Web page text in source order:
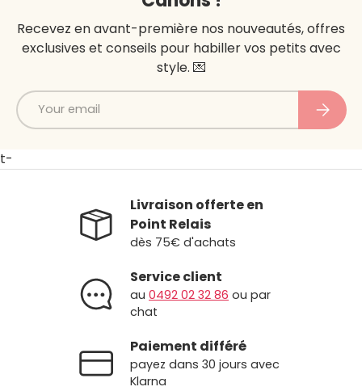
Recevez en avant-première nos nouveautés, offres
exclusives et conseils pour habiller vos petits avec
style. 💌
Email
t-
Livraison offerte en
Point Relais
dès 75€ d'achats
Service client
au 0492 02 32 86 ou par
chat
Paiement différé
payez dans 30 jours avec
Klarna